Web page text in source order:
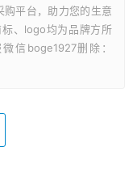
购平台，助力您的生意
、logo均为品牌方所
信boge1927删除：